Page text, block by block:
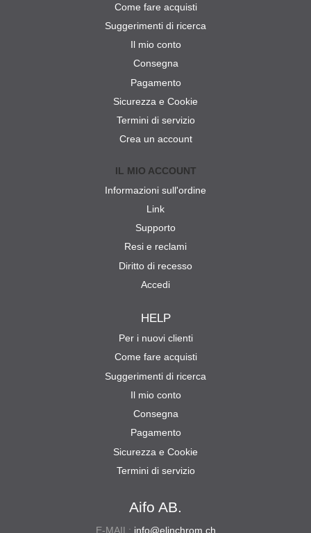
Aifo AB.
E-MAIL: info@elinchrom.ch
Come fare acquisti
Suggerimenti di ricerca
Il mio conto
Consegna
Pagamento
Sicurezza e Cookie
Termini di servizio
Crea un account
IL MIO ACCOUNT
Informazioni sull'ordine
Link
Supporto
Resi e reclami
Diritto di recesso
Accedi
HELP
Per i nuovi clienti
Come fare acquisti
Suggerimenti di ricerca
Il mio conto
Consegna
Pagamento
Sicurezza e Cookie
Termini di servizio